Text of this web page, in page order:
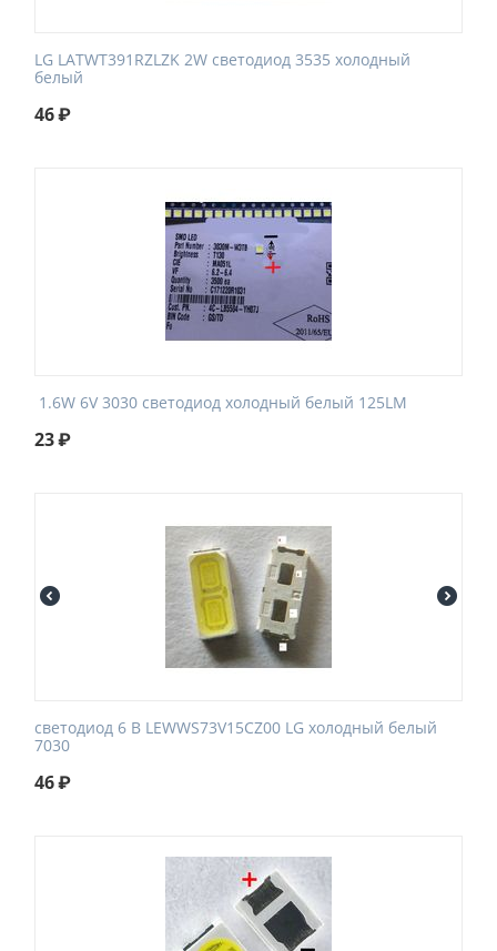
LG LATWT391RZLZK 2W светодиод 3535 холодный
белый
46₽
1.6W 6V 3030 светодиод холодный белый 125LM
23₽
светодиод 6 В LEWWS73V15CZ00 LG холодный белый
7030
46₽